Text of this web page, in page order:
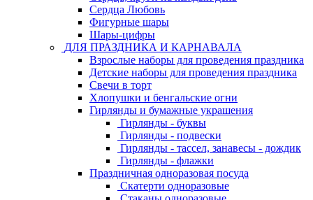
Сердца Любовь
Фигурные шары
Шары-цифры
ДЛЯ ПРАЗДНИКА И КАРНАВАЛА
Взрослые наборы для проведения праздника
Детские наборы для проведения праздника
Свечи в торт
Хлопушки и бенгальские огни
Гирлянды и бумажные украшения
Гирлянды - буквы
Гирлянды - подвески
Гирлянды - тассел, занавесы - дождик
Гирлянды - флажки
Праздничная одноразовая посуда
Скатерти одноразовые